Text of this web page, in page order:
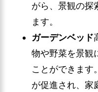
がら、景観の探
ます。
ガーデンベッド
物や野菜を景観
ことができます
が促進され、家